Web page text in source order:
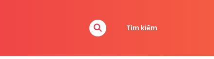
Tìm kiếm